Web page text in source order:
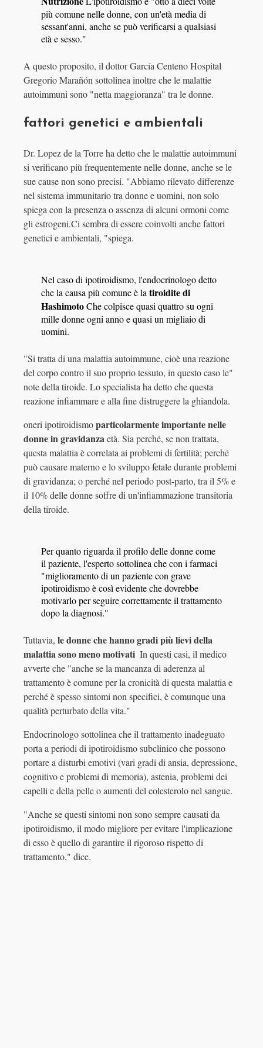
più comune nelle donne, con un'età media di
sessant'anni, anche se può verificarsi a qualsiasi
età e sesso."
A questo proposito, il dottor García Centeno Hospital
Gregorio Marañón sottolinea inoltre che le malattie
autoimmuni sono "netta maggioranza" tra le donne.
fattori genetici e ambientali
Dr. Lopez de la Torre ha detto che le malattie autoimmuni
si verificano più frequentemente nelle donne, anche se le
sue cause non sono precisi. "Abbiamo rilevato differenze
nel sistema immunitario tra donne e uomini, non solo
spiega con la presenza o assenza di alcuni ormoni come
gli estrogeni.Ci sembra di essere coinvolti anche fattori
genetici e ambientali, "spiega.
Nel caso di ipotiroidismo, l'endocrinologo detto
che la causa più comune è latiroidite di
HashimotoChe colpisce quasi quattro su ogni
mille donne ogni anno e quasi un migliaio di
uomini.
"Si tratta di una malattia autoimmune, cioè una reazione
del corpo contro il suo proprio tessuto, in questo caso le"
note della tiroide. Lo specialista ha detto che questa
reazione infiammare e alla fine distruggere la ghiandola.
oneri ipotiroidismoparticolarmente importante nelle
donne in gravidanzaetà. Sia perché, se non trattata,
questa malattia è correlata ai problemi di fertilità; perché
può causare materno e lo sviluppo fetale durante problemi
di gravidanza; o perché nel periodo post-parto, tra il 5% e
il 10% delle donne soffre di un'infiammazione transitoria
della tiroide.
Per quanto riguarda il profilo delle donne come
il paziente, l'esperto sottolinea che con i farmaci
"miglioramento di un paziente con grave
ipotiroidismo è così evidente che dovrebbe
motivarlo per seguire correttamente il trattamento
dopo la diagnosi."
Tuttavia, le donne che hanno gradi più lievi della
malattia sono meno motivati ​​ In questi casi, il medico
avverte che "anche se la mancanza di aderenza al
trattamento è comune per la cronicità di questa malattia e
perché è spesso sintomi non specifici, è comunque una
qualità perturbato della vita."
Endocrinologo sottolinea che il trattamento inadeguato
porta a periodi di ipotiroidismo subclinico che possono
portare a disturbi emotivi (vari gradi di ansia, depressione,
cognitivo e problemi di memoria), astenia, problemi dei
capelli e della pelle o aumenti del colesterolo nel sangue.
"Anche se questi sintomi non sono sempre causati da
ipotiroidismo, il modo migliore per evitare l'implicazione
di esso è quello di garantire il rigoroso rispetto di
trattamento," dice.